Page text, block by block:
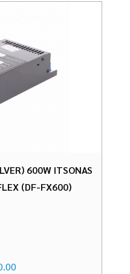
600W ITSONAS
(DF-FX600)